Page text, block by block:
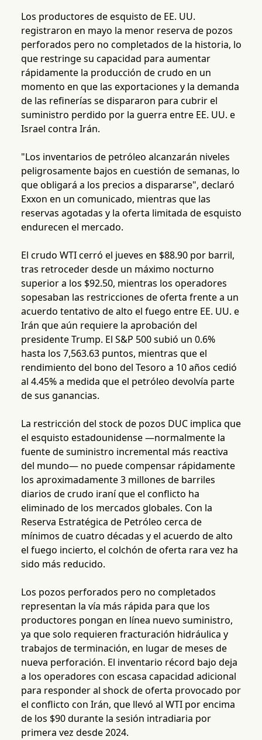
Los productores de esquisto de EE. UU.
registraron en mayo la menor reserva de pozos
perforados pero no completados de la historia, lo
que restringe su capacidad para aumentar
rápidamente la producción de crudo en un
momento en que las exportaciones y la demanda
de las refinerías se dispararon para cubrir el
suministro perdido por la guerra entre EE. UU. e
Israel contra Irán.
"Los inventarios de petróleo alcanzarán niveles
peligrosamente bajos en cuestión de semanas, lo
que obligará a los precios a dispararse", declaró
Exxon en un comunicado, mientras que las
reservas agotadas y la oferta limitada de esquisto
endurecen el mercado.
El crudo WTI cerró el jueves en $88.90 por barril,
tras retroceder desde un máximo nocturno
superior a los $92.50, mientras los operadores
sopesaban las restricciones de oferta frente a un
acuerdo tentativo de alto el fuego entre EE. UU. e
Irán que aún requiere la aprobación del
presidente Trump. El S&P 500 subió un 0.6%
hasta los 7,563.63 puntos, mientras que el
rendimiento del bono del Tesoro a 10 años cedió
al 4.45% a medida que el petróleo devolvía parte
de sus ganancias.
La restricción del stock de pozos DUC implica que
el esquisto estadounidense —normalmente la
fuente de suministro incremental más reactiva
del mundo— no puede compensar rápidamente
los aproximadamente 3 millones de barriles
diarios de crudo iraní que el conflicto ha
eliminado de los mercados globales. Con la
Reserva Estratégica de Petróleo cerca de
mínimos de cuatro décadas y el acuerdo de alto
el fuego incierto, el colchón de oferta rara vez ha
sido más reducido.
Los pozos perforados pero no completados
representan la vía más rápida para que los
productores pongan en línea nuevo suministro,
ya que solo requieren fracturación hidráulica y
trabajos de terminación, en lugar de meses de
nueva perforación. El inventario récord bajo deja
a los operadores con escasa capacidad adicional
para responder al shock de oferta provocado por
el conflicto con Irán, que llevó al WTI por encima
de los $90 durante la sesión intradiaria por
primera vez desde 2024.